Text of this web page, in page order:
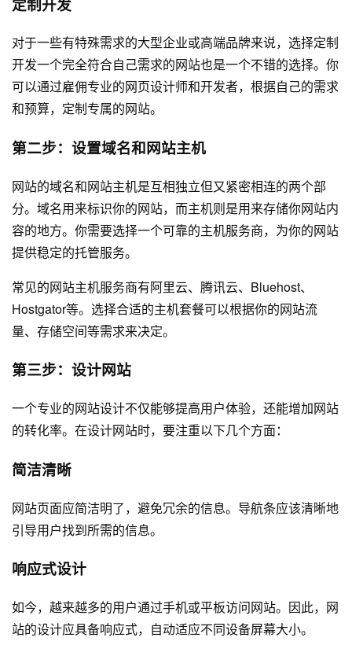
对于一些有特殊需求的大型企业或高端品牌来说，选择定制
开发一个完全符合自己需求的网站也是一个不错的选择。你
可以通过雇佣专业的网页设计师和开发者，根据自己的需求
和预算，定制专属的网站。
第二步：设置域名和网站主机
网站的域名和网站主机是互相独立但又紧密相连的两个部
分。域名用来标识你的网站，而主机则是用来存储你网站内
容的地方。你需要选择一个可靠的主机服务商，为你的网站
提供稳定的托管服务。
常见的网站主机服务商有阿里云、腾讯云、Bluehost、
Hostgator等。选择合适的主机套餐可以根据你的网站流
量、存储空间等需求来决定。
第三步：设计网站
一个专业的网站设计不仅能够提高用户体验，还能增加网站
的转化率。在设计网站时，要注重以下几个方面：
简洁清晰
网站页面应简洁明了，避免冗余的信息。导航条应该清晰地
引导用户找到所需的信息。
响应式设计
如今，越来越多的用户通过手机或平板访问网站。因此，网
站的设计应具备响应式，自动适应不同设备屏幕大小。